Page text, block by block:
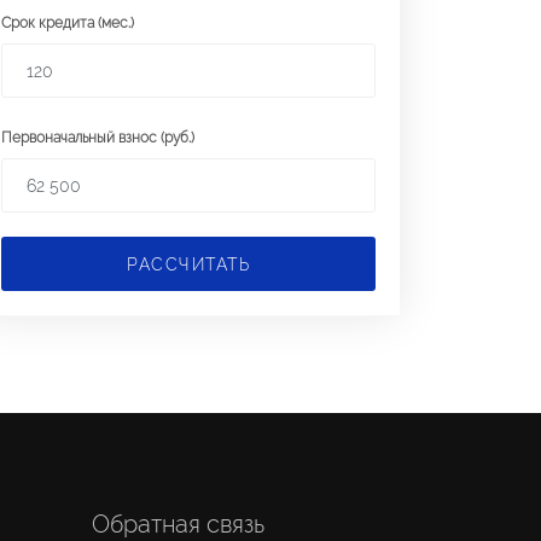
Срок кредита (мес.)
Первоначальный взнос (руб.)
РАССЧИТАТЬ
Обратная связь